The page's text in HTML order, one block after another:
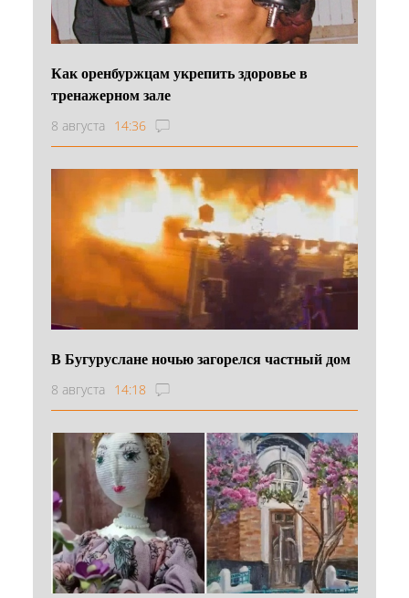
Как оренбуржцам укрепить здоровье в
тренажерном зале
8 августа 14:36
В Бугуруслане ночью загорелся частный дом
8 августа 14:18